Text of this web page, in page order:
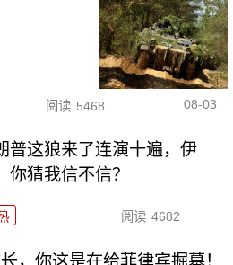
阅读 5468 08-03
普这狼来了连演十遍，伊
你猜我信不信？
阅读 4682
，你这是在给菲律宾掘墓！